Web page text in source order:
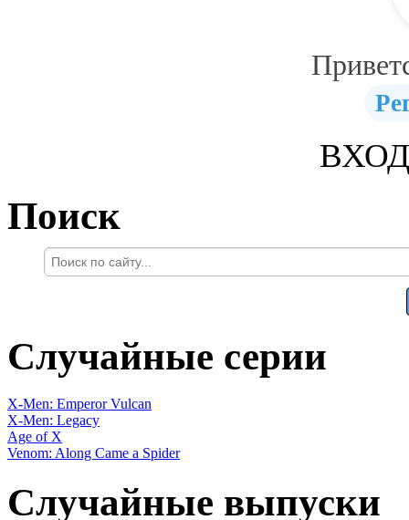
Поиск
Случайные серии
X-Men: Emperor Vulcan
X-Men: Legacy
Age of X
Venom: Along Came a Spider
Случайные выпуски